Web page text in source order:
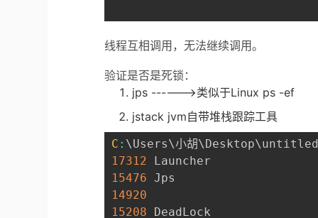
线程互相调用，无法继续调用。
验证是否是死锁：
jps ------>类似于Linux ps -ef
jstack jvm自带堆栈跟踪工具
C : \Users\小胡
17312
15476
14920
15208